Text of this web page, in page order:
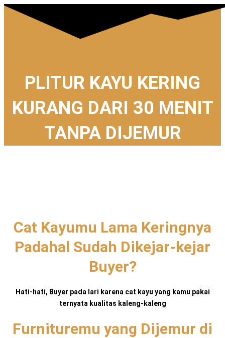
PLITUR KAYU KERING
KURANG DARI 30 MENIT
TANPA DIJEMUR
Cat Kayumu Lama Keringnya
Padahal Sudah Dikejar-kejar
Buyer?
Hati-hati, Buyer pada lari karena cat kayu yang kamu pakai
ternyata kualitas kaleng-kaleng
Furnituremu yang Dijemur di